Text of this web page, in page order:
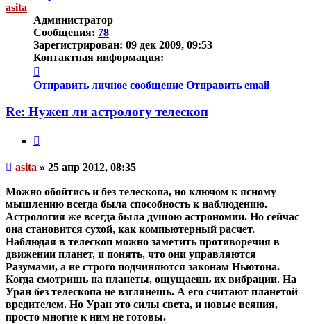
asita
Администратор
Сообщения: 78
Зарегистрирован: 09 дек 2009, 09:53
Контактная информация:
информация
пользователя
Отправить личное сообщение Отправить email
Re: Нужен ли астрологу телескоп
Непрочитанное
asita » 25 апр 2012, 08:35
Можно обойтись и без телескопа, но ключом к ясному
мышлению всегда была способность к наблюдению.
Астрология же всегда была душою астрономии. Но сейчас
она становится сухой, как компьютерный расчет.
Наблюдая в телескоп можно заметить противоречия в
движении планет, и понять, что они управляются
Разумами, а не строго подчиняются законам Ньютона.
Когда смотришь на планеты, ощущаешь их вибрации. На
Уран без телескопа не взглянешь. А его считают планетой
вредителем. Но Уран это силы света, и новые веяния,
просто многие к ним не готовы.